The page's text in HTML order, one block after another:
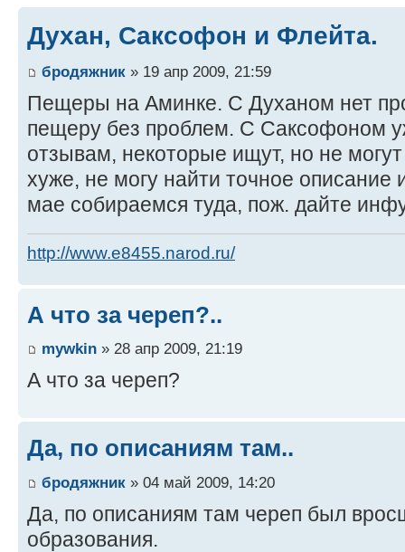
Духан, Саксофон и Флейта.
бродяжник » 19 апр 2009, 21:59
Пещеры на Аминке. С Духаном нет
пещеру без проблем. С Саксофоном
отзывам, некоторые ищут, но не
хуже, не могу найти точное
мае собираемся туда, пож. дайте
http://www.e8455.narod.ru/
А что за череп?..
mywkin » 28 апр 2009, 21:19
А что за череп?
Да, по описаниям там..
бродяжник » 04 май 2009, 14:20
Да, по описаниям там череп был
образования.